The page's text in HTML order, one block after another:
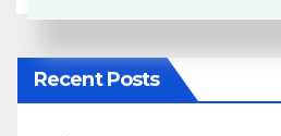
Recent Posts